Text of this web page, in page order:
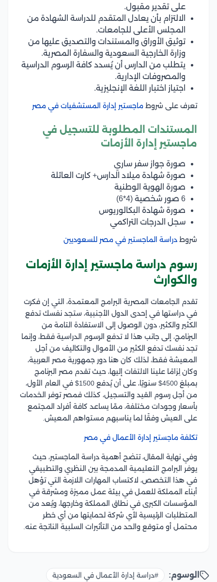
على تقدير مقبول.
الالتزام بأن يعادل المتقدم للدراسة الشهادة من
المجلس الأعلى للجامعات.
توثيق الأوراق والمستندات والتصديق عليها من
وزارة الخارجية السعودية والسفارة المصرية.
يتطلب من الدارس أن يُسدد كافة الرسوم الدراسية
والمصروفات الإدارية.
اجتياز اختبار اللغة الإنجليزية.
تعرف على شروط ماجستير إدارة المستشفيات في مصر
المستندات المطلوبة للتسجيل في
ماجستير إدارة الأزمات
صورة جواز سفر ساري
صورة شهادة ميلاد الدارس+ كارت العائلة
صورة الهوية الوطنية
6 صور شخصية (4*6)
صورة شهادة البكالوريوس
سجل الدرجات التراكمي
شروط دراسة الماجستير في مصر للسعوديين
رسوم دراسة ماجستير إدارة الأزمات
والكوارث
تقدم الجامعات المصرية البرامج المعتمدة، التي إن فكرت
في دراستها في إحدى الدول الأجنبية، ستجد نفسك تدفع
الكثير والكثير، دون الوصول إلى الاستفادة التامة من
البرنامج، إلى جانب هذا لا تدفع الرسوم الدراسية فقط، وإنما
تجد نفسك تدفع الكثير من الأموال والتكاليف من أجل
المعيشة فقط، لذلك كان هنا دور جمهورية مصر العربية،
وكان لِزامًا علينا الالتفات إليها، حيث تقدم مصر البرنامج
بمبلغ 4500$ سنويًا، على أن يُدفع 1500$ في العام الأول،
من أجل رسوم القيد والتسجيل، كذلك فمصر توفر الخدمات
بأسعار وجودات مختلفة، ممّا يساعد كافة أفراد المجتمع
على العيش وفقًا لما يناسبهم مستواهم المعيش.
تكلفة ماجستير إدارة الأعمال في مصر
وفي نهاية المقال، تتضح أهمية دراسة الماجستير، حيث
يوفر البرامج التعليمية المدمجة بين النظري والتطبيقي
في هذا التخصص، لاكتساب المهارات اللازمة التي تؤهل
أبناء المملكة للعمل في بيئة عمل مميزة ومشرقة في
المؤسسات الكبرى في نطاق المملكة وخارجها، ويُعد من
المتطلبات الرئيسية لأي شركة لحمايتها من أي خطر
محتمل أو متوقع والحد من التأثيرات السلبية الناتجة عنه.
الوسوم:
#دراسة إدارة الأعمال في السعودية